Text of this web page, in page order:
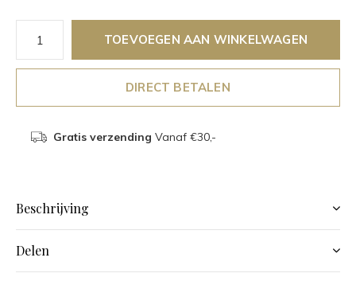
TOEVOEGEN AAN WINKELWAGEN
DIRECT BETALEN
Gratis verzending Vanaf €30,-
Beschrijving
Delen